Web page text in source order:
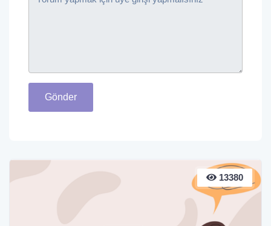
Gönder
13380